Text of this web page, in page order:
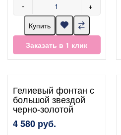
- +
Купить
Заказать в 1 клик
Гелиевый фонтан с
большой звездой
черно-золотой
4 580 руб.